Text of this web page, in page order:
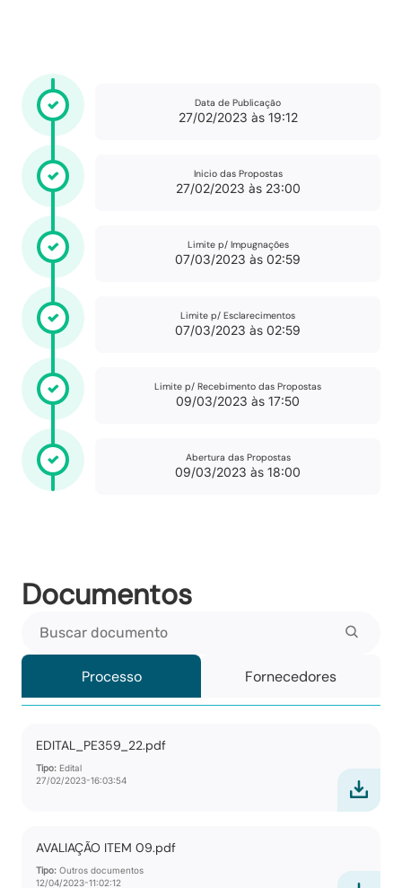
Data de Publicação
27/02/2023 às 19:12
Inicio das Propostas
27/02/2023 às 23:00
Limite p/ Impugnações
07/03/2023 às 02:59
Limite p/ Esclarecimentos
07/03/2023 às 02:59
Limite p/ Recebimento das Propostas
09/03/2023 às 17:50
Abertura das Propostas
09/03/2023 às 18:00
Documentos
Processo Fornecedores
EDITAL_PE359_22.pdf
Tipo: Edital
27/02/2023-16:03:54
AVALIAÇÃO ITEM 09.pdf
Tipo: Outros documentos
12/04/2023-11:02:12